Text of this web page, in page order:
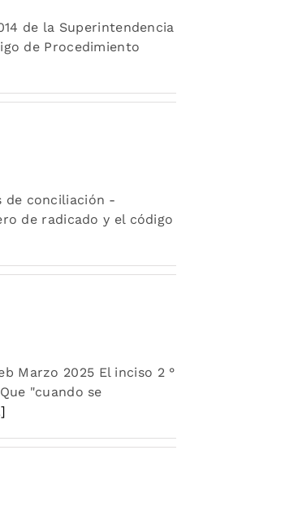
de la Superintendencia
de Procedimiento
de conciliación -
de radicado y el código
Marzo 2025 El inciso 2 °
"cuando se